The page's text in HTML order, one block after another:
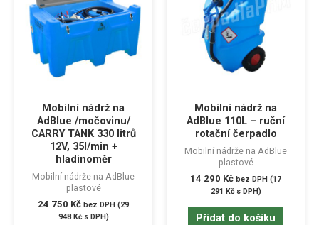
Mobilní nádrž na
AdBlue /močovinu/
CARRY TANK 330 litrů
12V, 35l/min +
hladinoměr
Mobilní nádrže na AdBlue
plastové
24 750 Kč bez DPH (29
948 Kčs DPH)
Mobilní nádrž na
AdBlue 110L – ruční
rotační čerpadlo
Mobilní nádrže na AdBlue
plastové
14 290 Kč bez DPH (17
291 Kčs DPH)
Přidat do košíku